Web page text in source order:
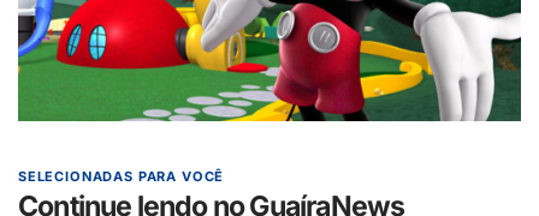
SELECIONADAS PARA VOCÊ
Continue lendo no GuaíraNews